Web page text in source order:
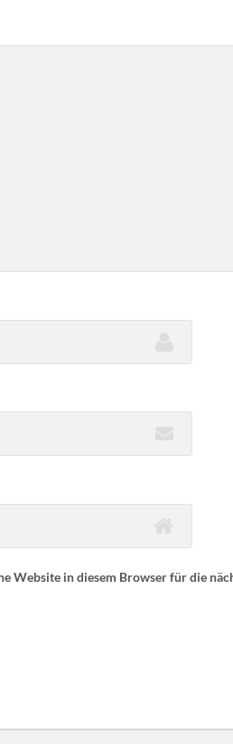
Website in diesem Browser für die